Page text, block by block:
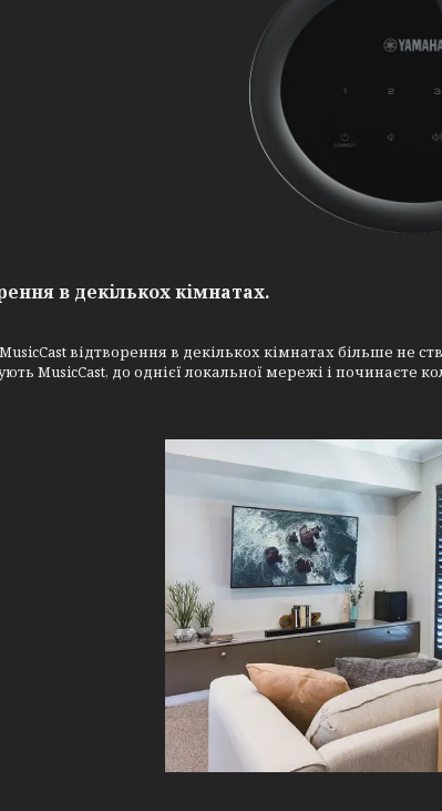
в декількох кімнатах.
відтворення в декількох кімнатах більше не
MusicCast, до однієї локальної мережі і починаєте